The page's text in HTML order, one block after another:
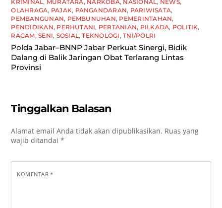
KRIMINAL, MURATARA, NARKOBA, NASIONAL, NEWS,
OLAHRAGA, PAJAK, PANGANDARAN, PARIWISATA,
PEMBANGUNAN, PEMBUNUHAN, PEMERINTAHAN,
PENDIDIKAN, PERHUTANI, PERTANIAN, PILKADA, POLITIK,
RAGAM,SENI, SOSIAL,TEKNOLOGI,TNI/POLRI
Polda Jabar–BNNP Jabar Perkuat Sinergi, Bidik
Dalang di Balik Jaringan Obat Terlarang Lintas
Provinsi
Tinggalkan Balasan
Alamat email Anda tidak akan dipublikasikan. Ruas yang
wajib ditandai*
KOMENTAR*